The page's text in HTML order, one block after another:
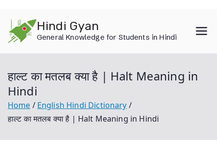
content
Hindi Gyan
General Knowledge for Students in Hindi
हाल्ट का मतलब क्या है | Halt Meaning in
Hindi
Home
English Hindi Dictionary
हाल्ट का मतलब क्या है | Halt Meaning in Hindi